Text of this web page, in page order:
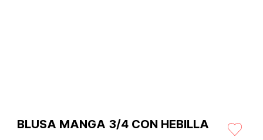
BLUSA MANGA 3/4 CON HEBILLA